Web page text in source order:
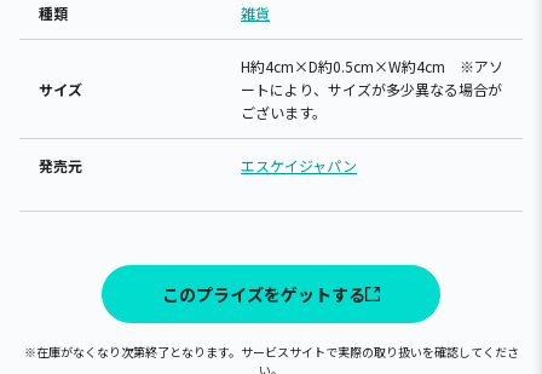
種類 雑貨
サイズ
H約4cm×D約0.5cm×W約4cm ※アソ
ートにより、サイズが多少異なる場合が
ございます。
発売元 エスケイジャパン
このプライズをゲットする
※在庫がなくなり次第終了となります。サービスサイトで実際の取り扱いを確認してくださ
い。